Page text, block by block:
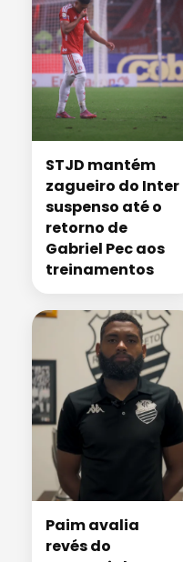
STJD mantém
zagueiro do Inter
suspenso até o
retorno de
Gabriel Pec aos
treinamentos
Paim avalia
revés do